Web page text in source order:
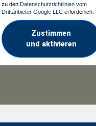
zu den Datenschutzrichtlinien vom
Drittanbieter Google LLC erforderlich.
Zustimmen
und aktivieren